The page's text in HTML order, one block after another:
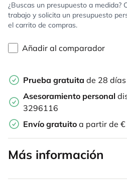
¿Buscas un presupuesto a medida?
trabajo y solicita un presupuesto
el carrito de compras.
Añadir al comparador
Prueba gratuita de 28 días
Asesoramiento personal
3296116
Envío gratuito a partir de
Más información